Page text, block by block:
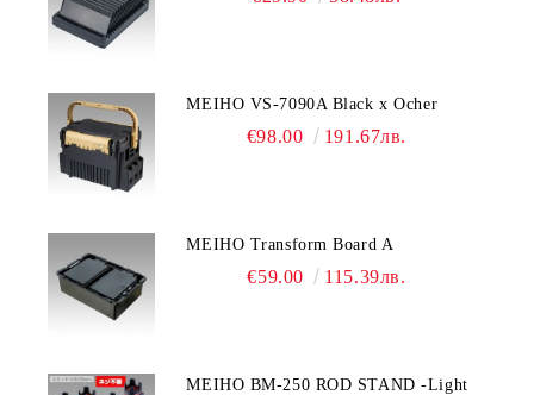
MEIHO VS-7090A Black x Ocher
€98.00 191.67лв.
MEIHO Transform Board A
€59.00 115.39лв.
MEIHO BM-250 ROD STAND -Light